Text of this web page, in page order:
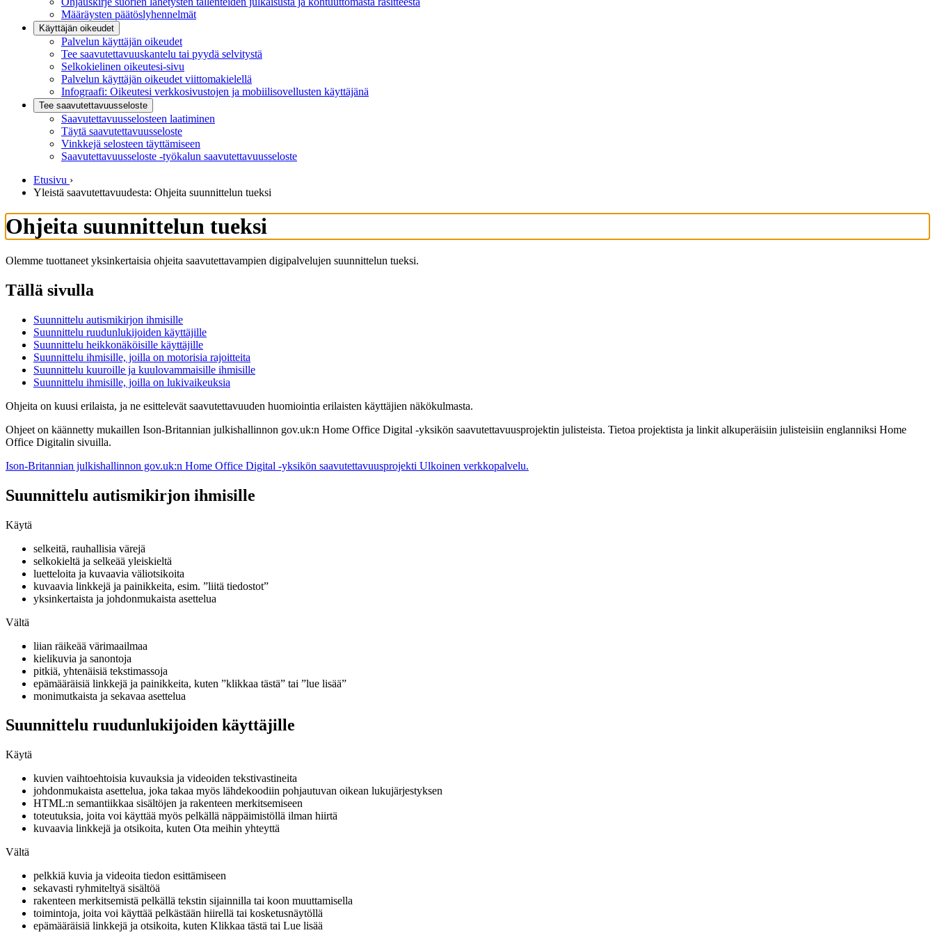
Määräysten päätöslyhennelmät
Käyttäjän oikeudet
Palvelun käyttäjän oikeudet
Tee saavutettavuuskantelu tai pyydä selvitystä
Selkokielinen oikeutesi-sivu
Palvelun käyttäjän oikeudet viittomakielellä
Infograafi: Oikeutesi verkkosivustojen ja mobiilisovellusten käyttäjänä
Tee saavutettavuusseloste
Saavutettavuus­selosteen laatiminen
Täytä saavutettavuusseloste
Vinkkejä selosteen täyttämiseen
Saavutettavuusseloste -työkalun saavutettavuusseloste
Etusivu ›
Yleistä saavutettavuudesta: Ohjeita suunnittelun tueksi
Ohjeita suunnittelun tueksi
Olemme tuottaneet yksinkertaisia ohjeita saavutettavampien digipalvelujen suunnittelun tueksi.
Tällä sivulla
Suunnittelu autismikirjon ihmisille
Suunnittelu ruudunlukijoiden käyttäjille
Suunnittelu heikkonäköisille käyttäjille
Suunnittelu ihmisille, joilla on motorisia rajoitteita
Suunnittelu kuuroille ja kuulovammaisille ihmisille
Suunnittelu ihmisille, joilla on lukivaikeuksia
Ohjeita on kuusi erilaista, ja ne esittelevät saavutettavuuden huomiointia erilaisten käyttäjien näkökulmasta.
Ohjeet on käännetty mukaillen Ison-Britannian julkishallinnon gov.uk:n Home Office Digital -yksikön saavutettavuusprojektin julisteista. Tietoa projektista ja linkit alkuperäisiin julisteisiin englanniksi Home
Office Digitalin sivuilla.
Ison-Britannian julkishallinnon gov.uk:n Home Office Digital -yksikön saavutettavuusprojekti Ulkoinen verkkopalvelu.
Suunnittelu autismikirjon ihmisille
Käytä
selkeitä, rauhallisia värejä
selkokieltä ja selkeää yleiskieltä
luetteloita ja kuvaavia väliotsikoita
kuvaavia linkkejä ja painikkeita, esim. ”liitä tiedostot”
yksinkertaista ja johdonmukaista asettelua
Vältä
liian räikeää värimaailmaa
kielikuvia ja sanontoja
pitkiä, yhtenäisiä tekstimassoja
epämääräisiä linkkejä ja painikkeita, kuten ”klikkaa tästä” tai ”lue lisää”
monimutkaista ja sekavaa asettelua
Suunnittelu ruudunlukijoiden käyttäjille
Käytä
kuvien vaihtoehtoisia kuvauksia ja videoiden tekstivastineita
johdonmukaista asettelua, joka takaa myös lähdekoodiin pohjautuvan oikean lukujärjestyksen
HTML:n semantiikkaa sisältöjen ja rakenteen merkitsemiseen
toteutuksia, joita voi käyttää myös pelkällä näppäimistöllä ilman hiirtä
kuvaavia linkkejä ja otsikoita, kuten Ota meihin yhteyttä
Vältä
pelkkiä kuvia ja videoita tiedon esittämiseen
sekavasti ryhmiteltyä sisältöä
rakenteen merkitsemistä pelkällä tekstin sijainnilla tai koon muuttamisella
toimintoja, joita voi käyttää pelkästään hiirellä tai kosketusnäytöllä
epämääräisiä linkkejä ja otsikoita, kuten Klikkaa tästä tai Lue lisää